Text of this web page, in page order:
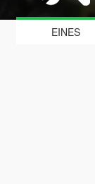
EINES